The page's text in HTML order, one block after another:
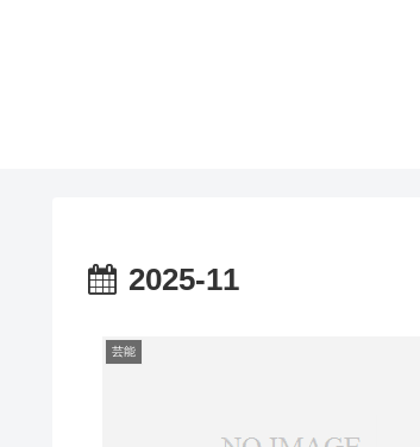
2025-11
芸能